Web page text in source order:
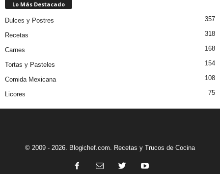
Lo Más Destacado
Dulces y Postres 357
Recetas 318
Carnes 168
Tortas y Pasteles 154
Comida Mexicana 108
Licores 75
© 2009 - 2026. Blogichef.com. Recetas y Trucos de Cocina